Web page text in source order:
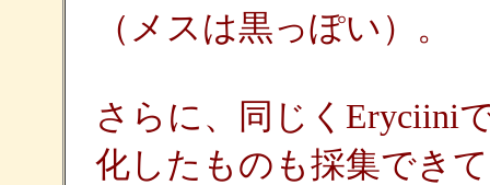
（メスは黒っぽい）。
さらに、同じくEryciini
化したものも採集でき